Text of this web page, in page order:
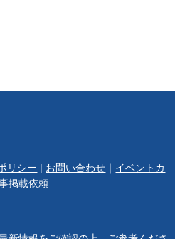
リシー お問い合わせ
イベントカ
掲載依頼